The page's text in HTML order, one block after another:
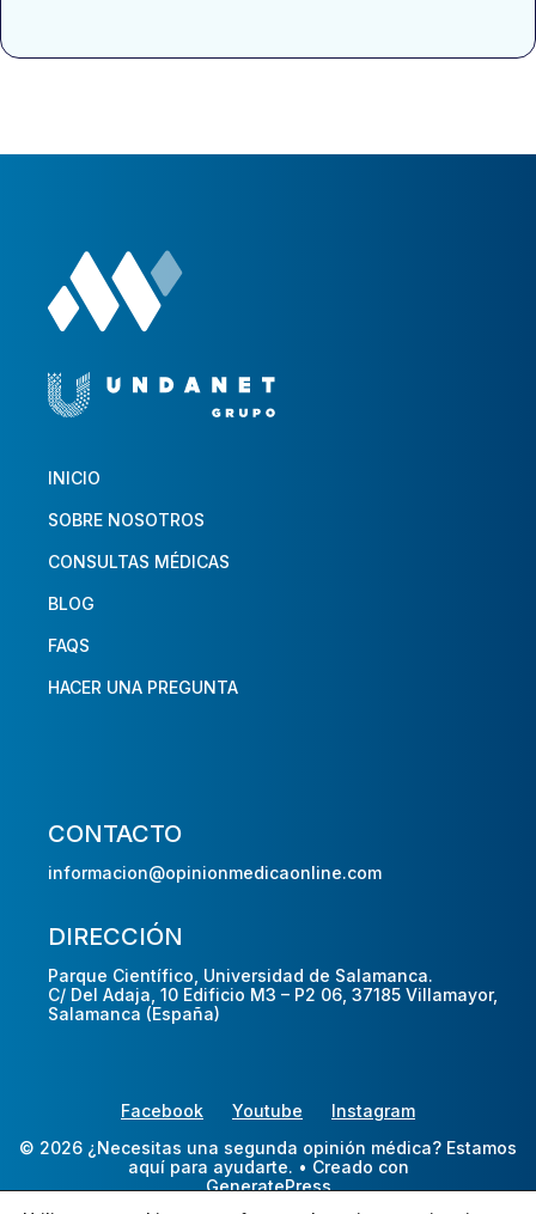
INICIO
SOBRE NOSOTROS
CONSULTAS MÉDICAS
BLOG
FAQS
HACER UNA PREGUNTA
CONTACTO
informacion@opinionmedicaonline.com
DIRECCIÓN
Parque Científico, Universidad de Salamanca.
C/ Del Adaja, 10 Edificio M3 – P2 06, 37185 Villamayor,
Salamanca (España)
Facebook Youtube
Instagram
© 2026 ¿Necesitas una segunda opinión médica? Estamos
aquí para ayudarte. • Creado con
GeneratePress